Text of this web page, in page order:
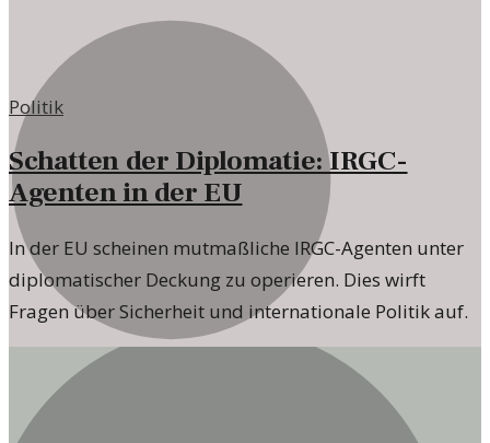
Politik
Schatten der Diplomatie: IRGC-
Agenten in der EU
In der EU scheinen mutmaßliche IRGC-Agenten unter
diplomatischer Deckung zu operieren. Dies wirft
Fragen über Sicherheit und internationale Politik auf.